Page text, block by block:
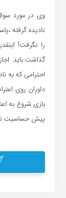
وی در مورد
نادیده گرفته
را نگرفت!
گذاشت.باید
احترامی که به
داوران روی
بازی شروع به
پیش حساسیت